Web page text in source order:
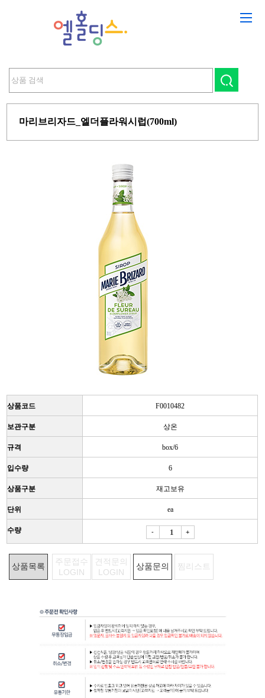
마리브리자드_엘더플라워시럽(700ml)
상품코드 F0010482
보관구분 상온
규격 box/6
입수량 6
상품구분 재고보유
단위 ea
수량 - +
상품목록
주문접수
LOGIN
견적문의
LOGIN
상품문의 찜리스트